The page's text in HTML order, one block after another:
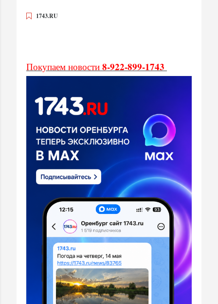
1743.RU
Покупаем новости 8-922-899-1743